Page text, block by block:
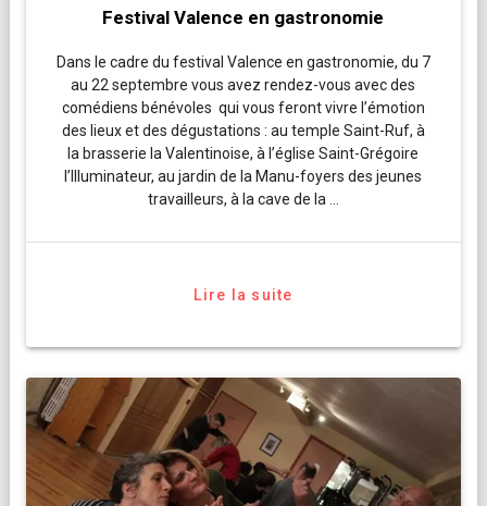
Festival Valence en gastronomie
Dans le cadre du festival Valence en gastronomie, du 7
au 22 septembre vous avez rendez-vous avec des
comédiens bénévoles qui vous feront vivre l’émotion
des lieux et des dégustations : au temple Saint-Ruf, à
la brasserie la Valentinoise, à l’église Saint-Grégoire
l’Illuminateur, au jardin de la Manu-foyers des jeunes
travailleurs, à la cave de la …
Lire la suite